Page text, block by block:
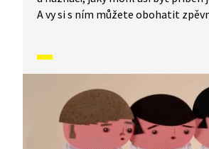
A vy si s ním můžete obohatit
naučíme písničku Vlaštovička lítá.